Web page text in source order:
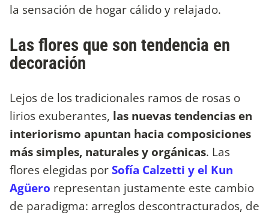
la sensación de hogar cálido y relajado.
Las flores que son tendencia en
decoración
Lejos de los tradicionales ramos de rosas o
lirios exuberantes, las nuevas tendencias en
interiorismo apuntan hacia composiciones
más simples, naturales y orgánicas. Las
flores elegidas porSofía Calzetti y el Kun
Agüero representan justamente este cambio
de paradigma: arreglos descontracturados, de